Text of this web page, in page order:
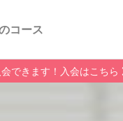
コース
できます！入会はこちら